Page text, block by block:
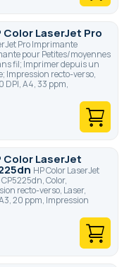
Color LaserJet Pro
Pro Imprimante
pour Petites/moyennes
fil; Imprimer depuis un
Impression recto-verso,
DPI, A4, 33 ppm,
Color LaserJet
HP Color LaserJet
Color,
recto-verso, Laser,
20 ppm, Impression